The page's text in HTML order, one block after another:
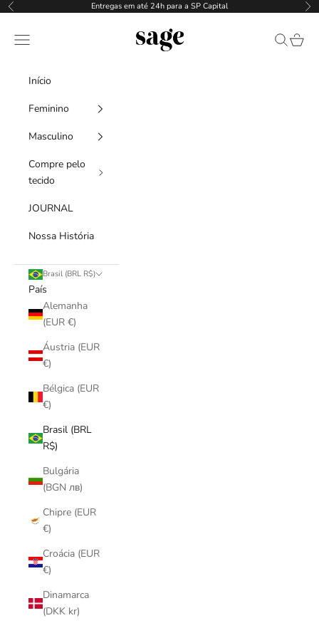
Pular para o conteúdo
Anterior Entregas em até 24h para a SP Capital
SAGE
Menu Pesquisar
Início
Feminino
Masculino
Compre pelo
tecido
JOURNAL
Nossa História
Brasil (BRL R$)
País
Alemanha
(EUR €)
Áustria (EUR
€)
Bélgica (EUR
€)
Brasil (BRL
R$)
Bulgária
(BGN лв)
Chipre (EUR
€)
Croácia (EUR
€)
Dinamarca
(DKK kr)